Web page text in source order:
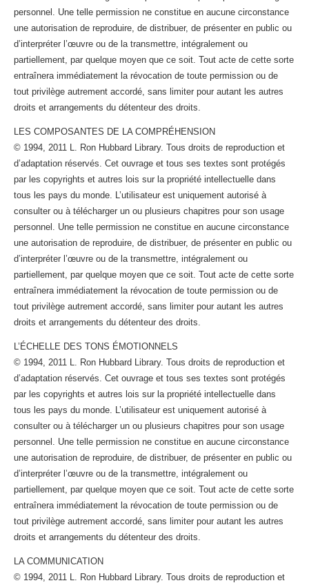
personnel. Une telle permission ne constitue en aucune circonstance
une autorisation de reproduire, de distribuer, de présenter en public ou
d’interpréter l’œuvre ou de la transmettre, intégralement ou
partiellement, par quelque moyen que ce soit. Tout acte de cette sorte
entraînera immédiatement la révocation de toute permission ou de
tout privilège autrement accordé, sans limiter pour autant les autres
droits et arrangements du détenteur des droits.
LES COMPOSANTES DE LA COMPRÉHENSION
© 1994, 2011 L. Ron Hubbard Library. Tous droits de reproduction et
d’adaptation réservés. Cet ouvrage et tous ses textes sont protégés
par les copyrights et autres lois sur la propriété intellectuelle dans
tous les pays du monde. L’utilisateur est uniquement autorisé à
consulter ou à télécharger un ou plusieurs chapitres pour son usage
personnel. Une telle permission ne constitue en aucune circonstance
une autorisation de reproduire, de distribuer, de présenter en public ou
d’interpréter l’œuvre ou de la transmettre, intégralement ou
partiellement, par quelque moyen que ce soit. Tout acte de cette sorte
entraînera immédiatement la révocation de toute permission ou de
tout privilège autrement accordé, sans limiter pour autant les autres
droits et arrangements du détenteur des droits.
L’ÉCHELLE DES TONS ÉMOTIONNELS
© 1994, 2011 L. Ron Hubbard Library. Tous droits de reproduction et
d’adaptation réservés. Cet ouvrage et tous ses textes sont protégés
par les copyrights et autres lois sur la propriété intellectuelle dans
tous les pays du monde. L’utilisateur est uniquement autorisé à
consulter ou à télécharger un ou plusieurs chapitres pour son usage
personnel. Une telle permission ne constitue en aucune circonstance
une autorisation de reproduire, de distribuer, de présenter en public ou
d’interpréter l’œuvre ou de la transmettre, intégralement ou
partiellement, par quelque moyen que ce soit. Tout acte de cette sorte
entraînera immédiatement la révocation de toute permission ou de
tout privilège autrement accordé, sans limiter pour autant les autres
droits et arrangements du détenteur des droits.
LA COMMUNICATION
© 1994, 2011 L. Ron Hubbard Library. Tous droits de reproduction et